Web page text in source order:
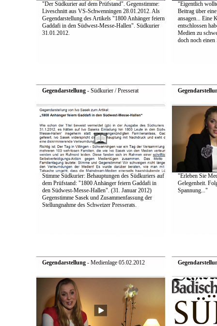
"Der Südkurier auf dem Prüfstand". Gegenstimme:
Liveschnitt aus VS-Schwenningen 28.01.2012. Als
Gegendarstellung des Artikels "1800 Anhänger feiern
Gaddafi in den Südwest-Messe-Hallen". Südkurier
31.01.2012.
"Eigentlich
Beitrag über
ansagen... Eine
entschlossen
Medien zu
doch noch
Gegendarstellung- Südkurier / Presserat
Stimme Südkurier: Behauptungen des Südkuriers auf
dem Prüfstand: "1800 Anhänger feiern Gaddafi in
den Südwest-Messe-Hallen". (31. Januar 2012)
Gegenstimme Sasek und Zusammenfassung der
Stellungnahme des Schweizer Presserats.
"Erleben Sie
Gelegenheit.
Spannung..."
Gegendarstellung- Medienlage 05.02.2012